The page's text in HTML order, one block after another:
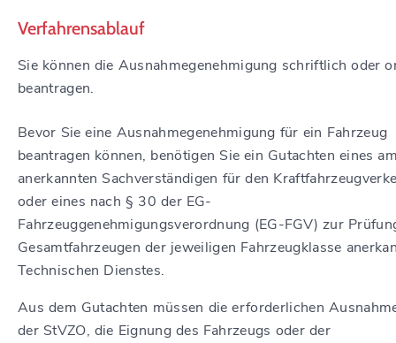
Verfahrensablauf
Sie können die Ausnahmegenehmigung schriftlich oder
beantragen.
Bevor Sie eine Ausnahmegenehmigung für ein Fahrzeug
beantragen können, benötigen Sie ein Gutachten eines
anerkannten Sachverständigen für den
oder eines nach § 30 der EG-
Fahrzeuggenehmigungsverordnung (EG-FGV) zur
Gesamtfahrzeugen der jeweiligen Fahrzeugklasse
Technischen Dienstes.
Aus dem Gutachten müssen die erforderlichen
der StVZO, die Eignung des Fahrzeugs oder der